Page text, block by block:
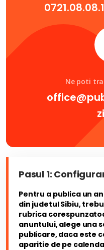
Ne poti
Pasul 1:
Pentru a publica un
din judetul Sibiu,
rubrica
anuntului, alege una
publicare, daca este
aparitie de pe